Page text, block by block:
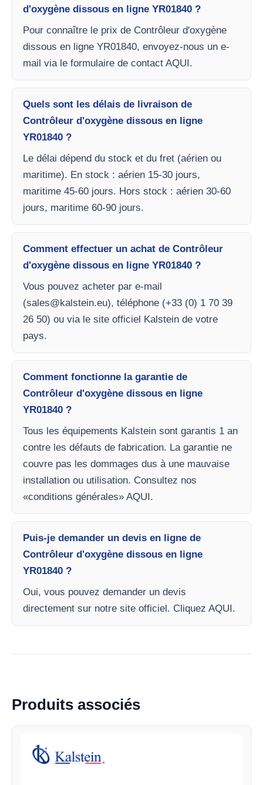
d'oxygène dissous en ligne YR01840 ?
Pour connaître le prix de Contrôleur d'oxygène
dissous en ligne YR01840, envoyez-nous un e-
mail via le formulaire de contact AQUI.
Quels sont les délais de livraison de
Contrôleur d'oxygène dissous en ligne
YR01840 ?
Le délai dépend du stock et du fret (aérien ou
maritime). En stock : aérien 15-30 jours,
maritime 45-60 jours. Hors stock : aérien 30-60
jours, maritime 60-90 jours.
Comment effectuer un achat de Contrôleur
d'oxygène dissous en ligne YR01840 ?
Vous pouvez acheter par e-mail
(sales@kalstein.eu), téléphone (+33 (0) 1 70 39
26 50) ou via le site officiel Kalstein de votre
pays.
Comment fonctionne la garantie de
Contrôleur d'oxygène dissous en ligne
YR01840 ?
Tous les équipements Kalstein sont garantis 1 an
contre les défauts de fabrication. La garantie ne
couvre pas les dommages dus à une mauvaise
installation ou utilisation. Consultez nos
«conditions générales» AQUI.
Puis-je demander un devis en ligne de
Contrôleur d'oxygène dissous en ligne
YR01840 ?
Oui, vous pouvez demander un devis
directement sur notre site officiel. Cliquez AQUI.
Produits associés